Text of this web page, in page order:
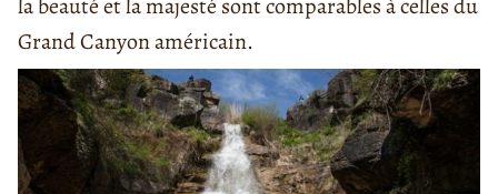
Grand Canyon américain.